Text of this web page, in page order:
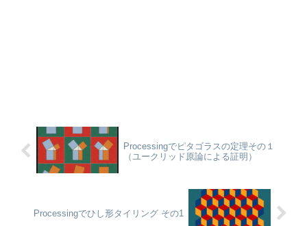
Processingでピタゴラスの定理その１
（ユークリッド原論による証明）
Processingでひし形タイリング その1